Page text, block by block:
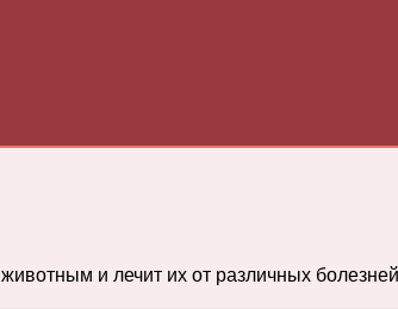
и лечит их от различных